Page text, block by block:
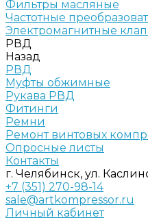
Фильтры масляные
Частотные
Электромагнитные
РВД
Назад
РВД
Муфты обжимные
Рукава РВД
Фитинги
Ремни
Ремонт винтовых
Опросные листы
Контакты
г. Челябинск, ул.
+7 (351) 270-98-14
sale@artkompressor.ru
Личный кабинет